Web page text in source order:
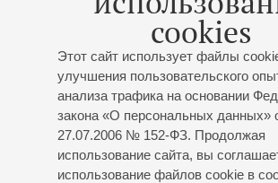
cookies
Этот сайт использует файлы
улучшения пользовательского
анализа трафика на основании
закона «О персональных данных»
27.07.2006 № 152-ФЗ. Продолжая
использование сайта, вы
использование файлов cookie в
core vi dono" из оперы "Cosi fan tutte",
un bacio" из оперы "Cosi fan tutte";
Ариозо Германа «Прости небесное
оперы «Пиковая дама», Вальс из
струнного оркестра, Ария Ленского из
«Евгений Онегин»обработка для
оркестром, Andante cantabile для
струнного оркестра, Танец феи драже
«Щелкунчик»;Гуммель: Концерт для